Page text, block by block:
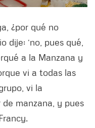
¿por qué no
dije: ‘no, pues qué,
a la Manzana y
vi a todas las
vi la
manzana, y pues